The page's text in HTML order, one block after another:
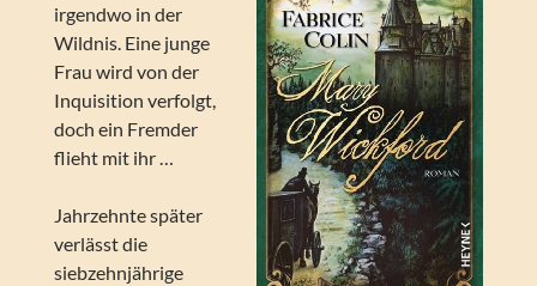
irgendwo in der
Wildnis. Eine junge
Frau wird von der
Inquisition verfolgt,
doch ein Fremder
flieht mit ihr …
Jahrzehnte später
verlässt die
siebzehnjährige